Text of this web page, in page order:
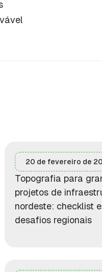
20 de fevereiro de
Topografia para
projetos de
nordeste: checklist
desafios regionais